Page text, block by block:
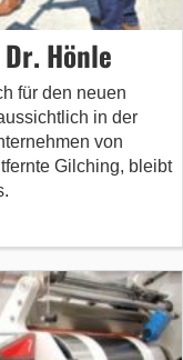
Hönle
für den neuen
in der
von
Gilching, bleibt